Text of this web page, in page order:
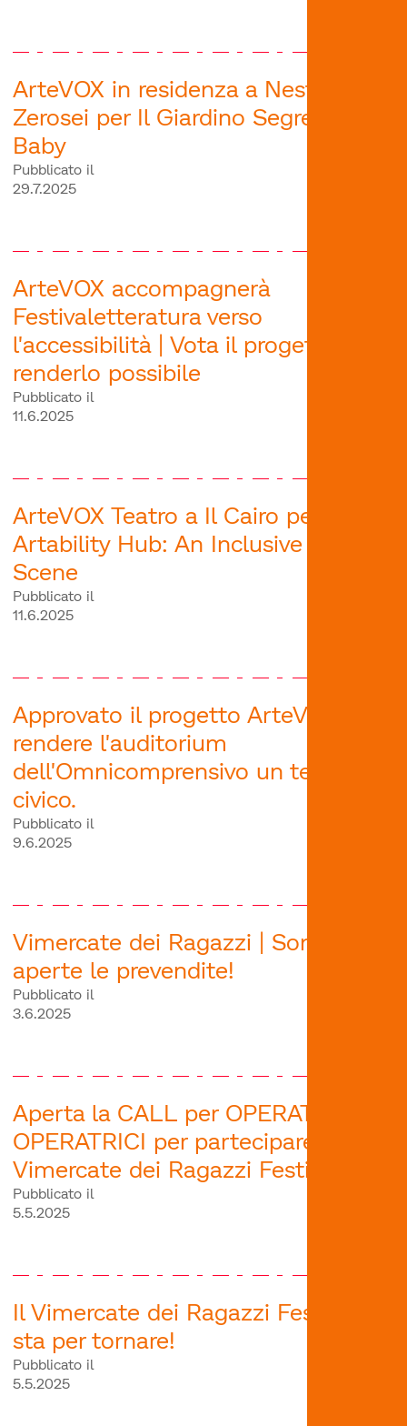
ArteVOX in residenza a Nest
Zerosei per Il Giardino Segreto
Baby
Pubblicato il
29.7.2025
ArteVOX accompagnerà
Festivaletteratura verso
l'accessibilità | Vota il progetto per
renderlo possibile
Pubblicato il
11.6.2025
ArteVOX Teatro a Il Cairo per
Artability Hub: An Inclusive Art
Scene
Pubblicato il
11.6.2025
Approvato il progetto ArteVOX per
rendere l'auditorium
dell'Omnicomprensivo un teatro
civico.
Pubblicato il
9.6.2025
Vimercate dei Ragazzi | Sono
aperte le prevendite!
Pubblicato il
3.6.2025
Aperta la CALL per OPERATORI e
OPERATRICI per partecipare al
Vimercate dei Ragazzi Festival
Pubblicato il
5.5.2025
Il Vimercate dei Ragazzi Festival
sta per tornare!
Pubblicato il
5.5.2025